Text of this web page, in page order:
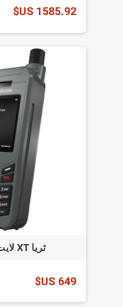
1585.92 US$
ثريا XT لايت مع بطاقة SIM
649 US$